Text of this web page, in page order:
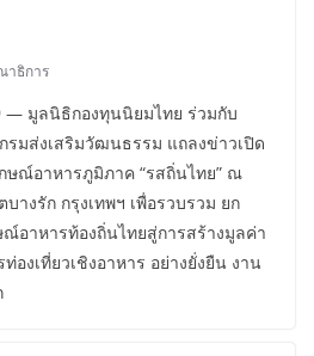
าธิการ
— มูลนิธิกองทุนนิยมไทย ร่วมกับ
มส่งเสริมวัฒนธรรม แถลงข่าวเปิด
ษณ์อาหารภูมิภาค “รสถิ่นไทย” ณ
างรัก กรุงเทพฯ เพื่อรวบรวม ยก
อาหารท้องถิ่นไทยสู่การสร้างมูลค่า
องเที่ยวเชิงอาหาร อย่างยั่งยืน งาน